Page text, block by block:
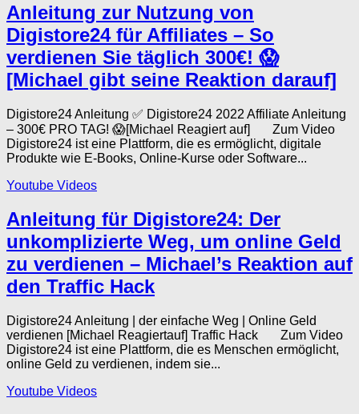
Anleitung zur Nutzung von
Digistore24 für Affiliates – So
verdienen Sie täglich 300€! 😱
[Michael gibt seine Reaktion darauf]
Digistore24 Anleitung ✅ Digistore24 2022 Affiliate Anleitung
– 300€ PRO TAG! 😱[Michael Reagiert auf] Zum Video
Digistore24 ist eine Plattform, die es ermöglicht, digitale
Produkte wie E-Books, Online-Kurse oder Software...
Youtube Videos
Anleitung für Digistore24: Der
unkomplizierte Weg, um online Geld
zu verdienen – Michael’s Reaktion auf
den Traffic Hack
Digistore24 Anleitung | der einfache Weg | Online Geld
verdienen [Michael Reagiertauf] Traffic Hack Zum Video
Digistore24 ist eine Plattform, die es Menschen ermöglicht,
online Geld zu verdienen, indem sie...
Youtube Videos